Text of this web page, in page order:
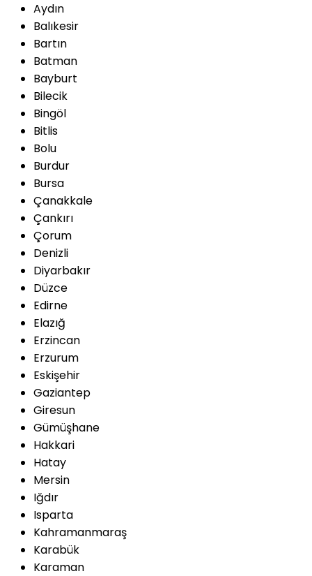
Aydın
Balıkesir
Bartın
Batman
Bayburt
Bilecik
Bingöl
Bitlis
Bolu
Burdur
Bursa
Çanakkale
Çankırı
Çorum
Denizli
Diyarbakır
Düzce
Edirne
Elazığ
Erzincan
Erzurum
Eskişehir
Gaziantep
Giresun
Gümüşhane
Hakkari
Hatay
Mersin
Iğdır
Isparta
Kahramanmaraş
Karabük
Karaman